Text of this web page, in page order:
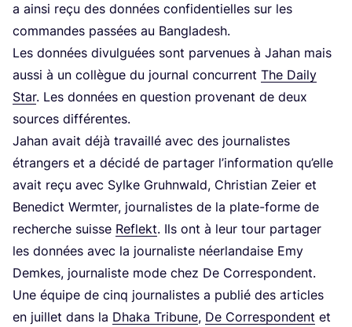
a ain­si reçu des don­nées confi­den­tielles sur les
com­mandes pas­sées au Bangladesh.
Les don­nées divul­guées sont par­ve­nues à Jahan mais
aus­si à un col­lègue du jour­nal concur­rent The Dai­ly
Star. Les don­nées en ques­tion pro­ve­nant de deux
sources différentes.
Jahan avait déjà tra­vaillé avec des jour­na­listes
étran­gers et a déci­dé de par­ta­ger l’in­for­ma­tion qu’elle
avait reçu avec Sylke Gruhn­wald, Chris­tian Zeier et
Bene­dict Werm­ter, jour­na­listes de la plate-forme de
recherche suisse Reflekt. Ils ont à leur tour par­ta­ger
les don­nées avec la jour­na­liste néer­lan­daise Emy
Demkes, jour­na­liste mode chez De Cor­res­pondent.
Une équipe de cinq jour­na­listes a publié des articles
en juillet dans la Dha­ka Tri­bune, De Cor­res­pondent et